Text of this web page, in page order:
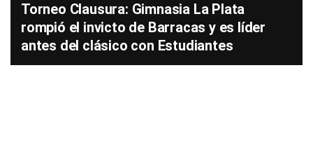
Torneo Clausura: Gimnasia La Plata
rompió el invicto de Barracas y es líder
antes del clásico con Estudiantes